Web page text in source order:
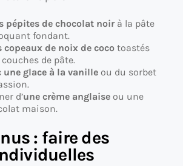
pépites de chocolat noir à la pâte
fondant.
copeaux de noix de coco toastés
de pâte.
une glace à la vanille ou du sorbet
d’une crème anglaise ou une
maison.
: faire des